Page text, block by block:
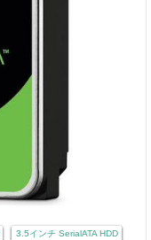
3.5インチ SerialATA HDD